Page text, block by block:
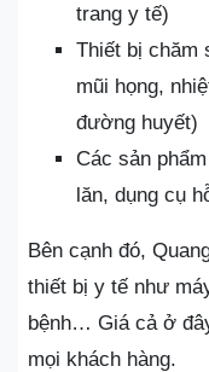
trang y tế)
Thiết bị chăm
mũi họng,
đường huyết)
Các sản
lăn, dụng cụ
Bên cạnh đó,
thiết bị y tế như
bệnh… Giá cả ở
mọi khách hàng.